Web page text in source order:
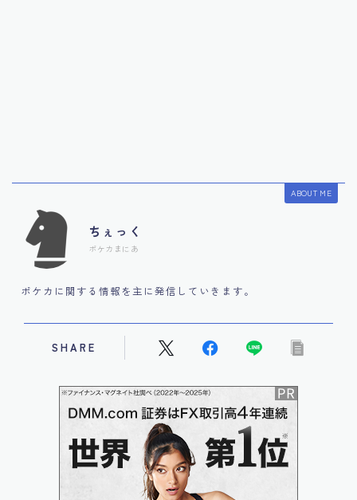
ABOUT ME
ちぇっく
ポケカまにあ
ポケカに関する情報を主に発信していきます。
SHARE